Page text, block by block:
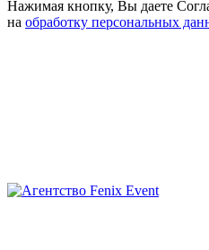
Нажимая кнопку, Вы даете
на обработку персональных